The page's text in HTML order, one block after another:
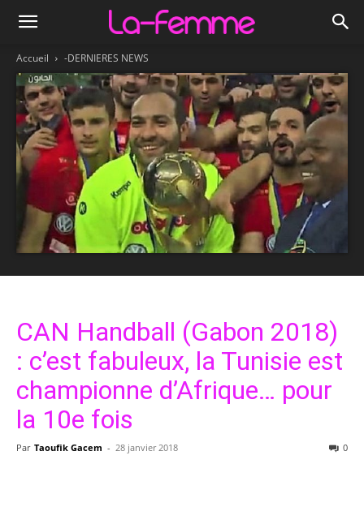
Accueil -DERNIERES NEWS
CAN Handball (Gabon 2018)
: c’est fabuleux, la Tunisie est
championne d’Afrique… pour
la 10e fois
Par Taoufik Gacem - 28 janvier 2018 0